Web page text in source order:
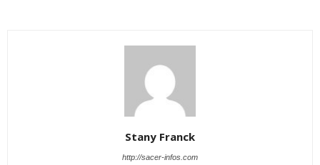
Stany Franck
http://sacer-infos.com